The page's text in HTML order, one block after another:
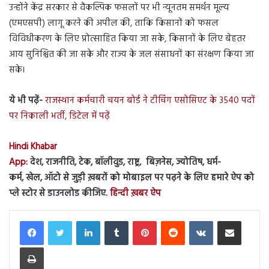
उन्होंने केंद्र सरकार से वैकल्पिक फसलों पर भी न्यूनतम समर्थन मूल्य
(एमएसपी) लागू करने की अपील की, ताकि किसानों को फसल
विविधीकरण के लिए प्रोत्साहित किया जा सके, किसानों के लिए बेहतर
आय सुनिश्चित की जा सके और राज्य के जल संसाधनों का संरक्षण किया जा
सके।
ये भी पढ़ें-राजस्थान कर्मचारी चयन बोर्ड ने टीचिंग एसोसिएट के 3540 पदों
पर निकाली भर्ती, डिटेल में पढ़ें
Hindi Khabar
App:देश, राजनीति, टेक, बॉलीवुड, राष्ट्र, बिज़नेस, ज्योतिष, धर्म-
कर्म, खेल, ऑटो से जुड़ी ख़बरों को मोबाइल पर पढ़ने के लिए हमारे ऐप को
प्ले स्टोर से डाउनलोड कीजिए.हिन्दी ख़बर ऐप
LinkedInTumblr PinterestReddit VKontakteShare via Email
Print